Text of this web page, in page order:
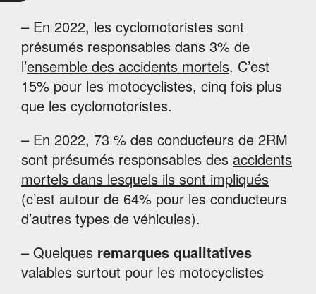
– En 2022, les cyclomotoristes sont
présumés responsables dans 3% de
l’ensemble des accidents mortels. C’est
15% pour les motocyclistes, cinq fois plus
que les cyclomotoristes.
– En 2022, 73 % des conducteurs de 2RM
sont présumés responsables des accidents
mortels dans lesquels ils sont impliqués
(c’est autour de 64% pour les conducteurs
d’autres types de véhicules).
– Quelques remarques qualitatives
valables surtout pour les motocyclistes